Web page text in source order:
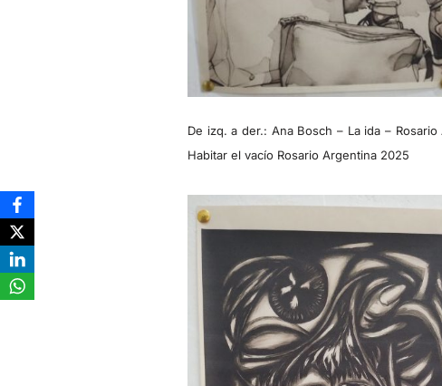
De izq. a der.: Ana Bosch – La ida –
Habitar el vacío Rosario Argentina 2025